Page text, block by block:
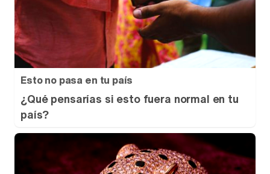
Esto no pasa en tu país
¿Qué pensarías si esto fuera normal en tu
país?